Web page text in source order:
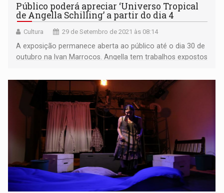
Público poderá apreciar ‘Universo Tropical
de Angella Schilling’ a partir do dia 4
Cultura 29 de Setembro de 2021 às 08:14
A exposição permanece aberta ao público até o dia 30 de
outubro na Ivan Marrocos. Angella tem trabalhos expostos
Paraguai, Uruguai, Irlanda do Norte, EUA, Chile, Espanha,
México, Romênia, Argentina .